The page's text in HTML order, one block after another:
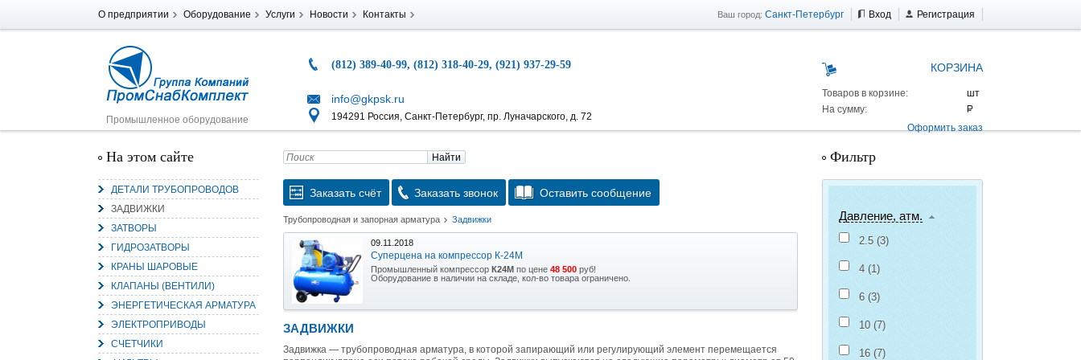
О предприятии Оборудование Услуги Новости Контакты Ваш город: Санкт-Петербург Вход Регистрация
Промышленное оборудование
(812) 389-40-99, (812) 318-40-29, (921) 937-29-59
info@gkpsk.ru
194291 Россия, Санкт-Петербург, пр. Луначарского, д. 72
КОРЗИНА
Товаров в корзине:
На сумму:
Оформить заказ
На этом сайте
ДЕТАЛИ ТРУБОПРОВОДОВ
ЗАДВИЖКИ
ЗАТВОРЫ
ГИДРОЗАТВОРЫ
КРАНЫ ШАРОВЫЕ
КЛАПАНЫ (ВЕНТИЛИ)
ЭНЕРГЕТИЧЕСКАЯ АРМАТУРА
ЭЛЕКТРОПРИВОДЫ
СЧЕТЧИКИ
Найти
Заказать счёт Заказать звонок Оставить сообщение
Трубопроводная и запорная арматура Задвижки
09.11.2018
Суперцена на компрессор К-24М
Промышленный компрессор К24М по цене 48 500 руб!
Оборудование в наличии на складе, кол-во товара ограничено.
15.10.2018
ЗАДВИЖКИ
Задвижка — трубопроводная арматура, в которой запирающий или регулирующий элемент перемещается
Фильтр
Давление, атм.
2.5 (3)
4 (1)
6 (3)
10 (7)
16 (7)